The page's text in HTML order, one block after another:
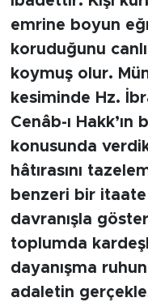
emrine boyun
koruduğunu
koymuş olur.
kesiminde Hz.
Cenâb-ı
konusunda
hâtırasını
benzeri bir itaate
davranışla
toplumda
dayanışma
adaletin
KÜLTÜR
YAŞAM
TARİHTEN
TARİH
SAĞLIK
SİYASET